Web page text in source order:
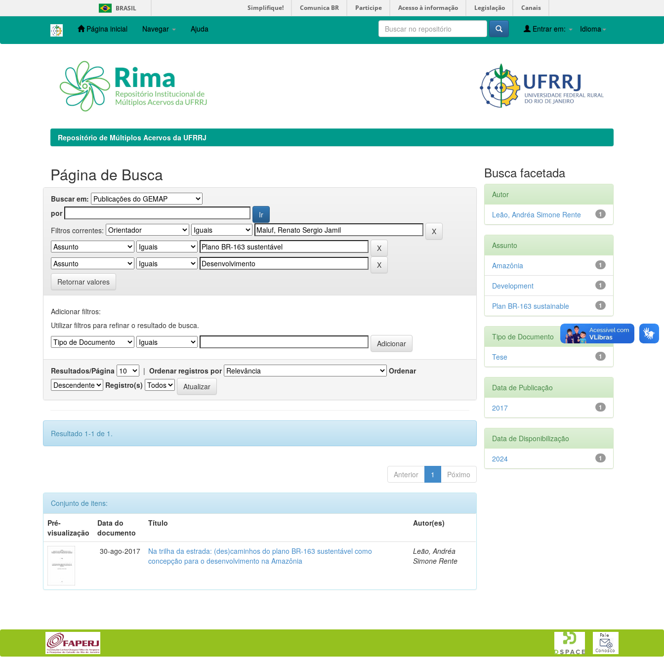
navigation
BRASIL Simplifique! Comunica BR Participe Acesso à informação Legislação Canais
Página inicial Navegar Ajuda Idioma
Entrar em:
Repositório de Múltiplos Acervos da UFRRJ
Página de Busca
Buscar em:
por
Filtros correntes:
Retornar valores
Adicionar filtros:
Utilizar filtros para refinar o resultado de busca.
Resultados/Página | Ordenar registros por
Ordenar
Registro(s)
Resultado 1-1 de 1.
Anterior 1 Póximo
Conjunto de itens:
Pré-
visualização
Data do
documento
Título Autor(es)
30-ago-2017
Na trilha da estrada: (des)caminhos do plano BR-163 sustentável como
concepção para o desenvolvimento na Amazônia
Leão, Andréa
Simone Rente
Busca facetada
Autor
1
Leão, Andréa Simone Rente
Assunto
1
Amazônia
1
Development
1
Plan BR-163 sustainable
Tipo de Documento
1
Tese
Data de Publicação
1
2017
Data de Disponibilização
1
2024